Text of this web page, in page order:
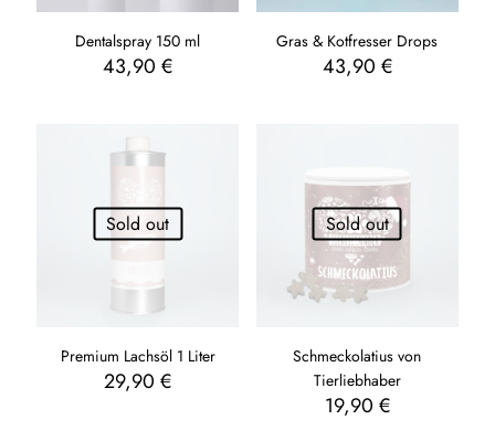
Dentalspray 150 ml
43,90€
Gras & Kotfresser Drops
43,90 €
Sold out
Premium Lachsöl 1 Liter
29,90€
Sold out
Schmeckolatius von
Tierliebhaber
19,90 €